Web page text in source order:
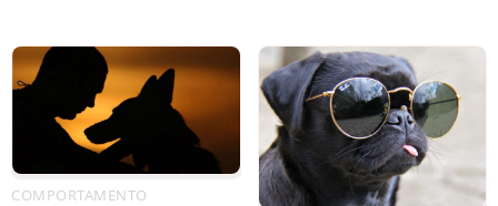
COMPORTAMENTO